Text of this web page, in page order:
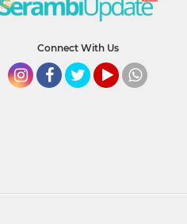
Connect With Us